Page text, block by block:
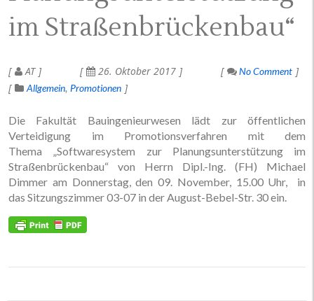
im Straßenbrückenbau“
AT 26. Oktober 2017
No Comment
Allgemein Promotionen
Die Fakultät Bauingenieurwesen lädt zur öffentlichen
Verteidigung im Promotionsverfahren mit dem
Thema „Softwaresystem zur Planungsunterstützung im
Straßenbrückenbau“ von Herrn Dipl.-Ing. (FH) Michael
Dimmer am Donnerstag, den 09. November, 15.00 Uhr, in
das Sitzungszimmer 03-07 in der August-Bebel-Str. 30 ein.